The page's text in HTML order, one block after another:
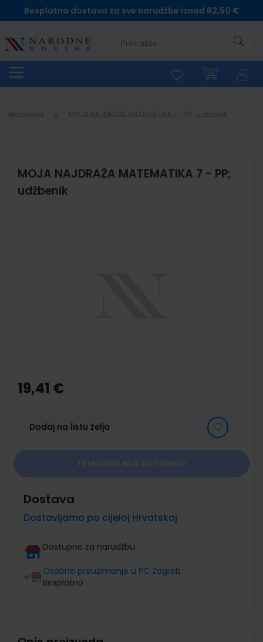
Besplatna dostava za sve narudžbe iznad 62,50 €
Naslovna
MOJA NAJDRAŽA MATEMATIKA 7 - PP;
udžbenik
the
beginning
gallery
19,41 €
Dodaj na listu želja
Dostava
Dostavljamo po cijeloj Hrvatskoj
Dostupno za narudžbu
Osobno preuzimanje u PC Zagreb
Besplatno